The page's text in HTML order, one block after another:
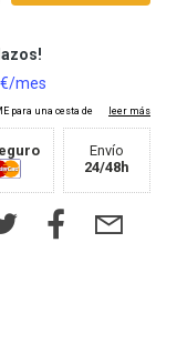
Envío
24/48h